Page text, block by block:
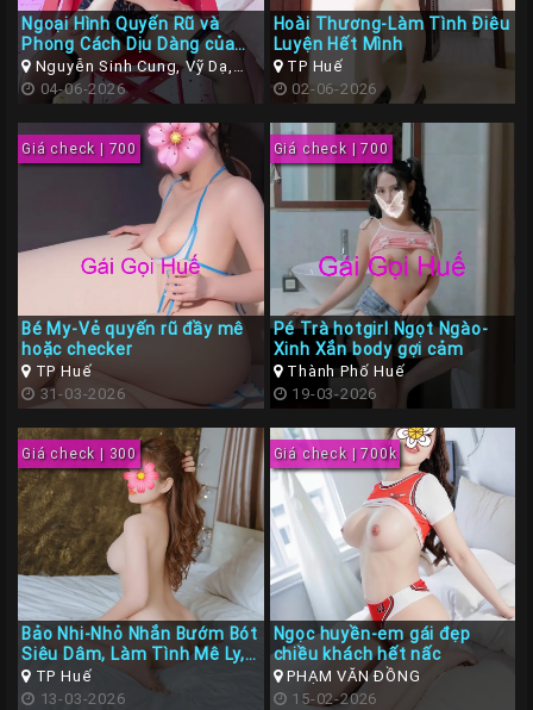
Gái
Gọi
Huế
Rẽ
Sinh
Gái
Gọi
Huế
Kiểm
Định
HƯỚNG
DẪN
CHECKER
HUẾ
Liên
Hệ
Ngoại Hình Quyến Rũ và
Phong Cách Dịu Dàng của
Gái Gọi Huế Hoài An
Nguyễn Sinh Cung, Vỹ Dạ,
Huế, Thừa Thiên Huế
04-06-2026
Hoài Thương-Làm Tình Điêu
Luyện Hết Mình
TP Huế
02-06-2026
Giá check | 700
Bé My-Vẻ quyến rũ đầy mê
hoặc checker
TP Huế
31-03-2026
Giá check | 700
Pé Trà hotgirl Ngọt Ngào-
Xinh Xắn body gợi cảm
Thành Phố Huế
19-03-2026
Giá check | 300
Bảo Nhi-Nhỏ Nhắn Bướm Bót
Siêu Dâm, Làm Tình Mê Ly,
BJ cực đã
TP Huế
13-03-2026
Giá check | 700k
Ngọc huyền-em gái đẹp
chiều khách hết nấc
PHẠM VĂN ĐỒNG
15-02-2026